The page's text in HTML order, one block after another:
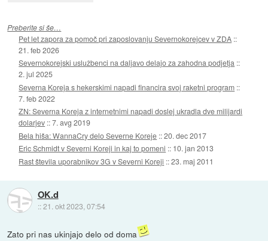
Preberite si še…
Pet let zapora za pomoč pri zaposlovanju Severnokorejcev v ZDA ::
21. feb 2026
Severnokorejski uslužbenci na daljavo delajo za zahodna podjetja ::
2. jul 2025
Severna Koreja s hekerskimi napadi financira svoj raketni program ::
7. feb 2022
ZN: Severna Koreja z internetnimi napadi doslej ukradla dve milijardi
dolarjev ::7. avg 2019
Bela hiša: WannaCry delo Severne Koreje ::20. dec 2017
Eric Schmidt v Severni Koreji in kaj to pomeni :: 10. jan 2013
Rast števila uporabnikov 3G v Severni Koreji ::23. maj 2011
OK.d
::21. okt 2023, 07:54
Zato pri nas ukinjajo delo od doma